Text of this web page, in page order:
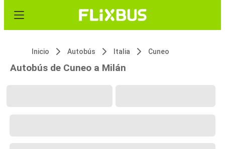
Inicio Autobús Italia Cuneo
Autobús de Cuneo a Milán